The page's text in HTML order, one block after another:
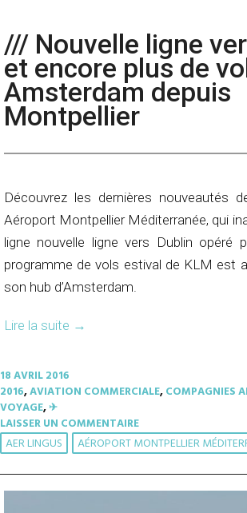
/// Nouvelle ligne
et encore plus de
Amsterdam depuis
Montpellier
Découvrez les dernières nouveautés
Aéroport Montpellier Méditerranée, qui
ligne nouvelle ligne vers Dublin opéré
programme de vols estival de KLM est
son hub d’Amsterdam.
Lire la suite →
18 AVRIL 2016
2016,AVIATION COMMERCIALE,COMPAGNIES
VOYAGE,✈︎
LAISSER UN COMMENTAIRE
AER LINGUS AÉROPORT MONTPELLIER